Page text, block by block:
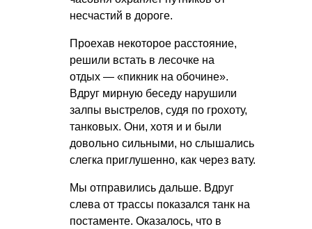
несчастий в дороге.
Проехав некоторое расстояние,
решили встать в лесочке на
отдых — «пикник на обочине».
Вдруг мирную беседу нарушили
залпы выстрелов, судя по грохоту,
танковых. Они, хотя и и были
довольно сильными, но слышались
слегка приглушенно, как через вату.
Мы отправились дальше. Вдруг
слева от трассы показался танк на
постаменте. Оказалось, что в